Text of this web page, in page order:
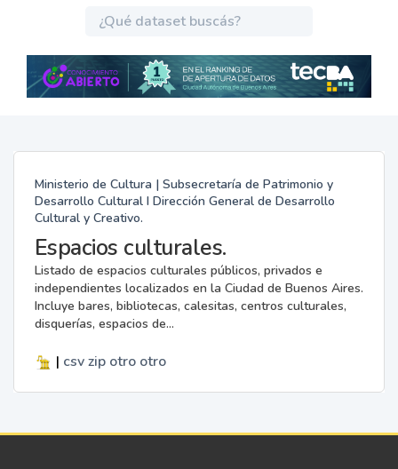
Ministerio de Cultura | Subsecretaría de Patrimonio y
Desarrollo Cultural I Dirección General de Desarrollo
Cultural y Creativo.
Espacios culturales.
Listado de espacios culturales públicos, privados e
independientes localizados en la Ciudad de Buenos Aires.
Incluye bares, bibliotecas, calesitas, centros culturales,
disquerías, espacios de...
| csv zip otro otro